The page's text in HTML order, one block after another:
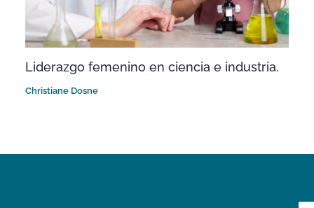
Liderazgo femenino en ciencia e industria.
Christiane Dosne